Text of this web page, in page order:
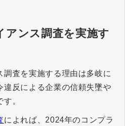
アンス調査を実施す
調査を実施する理由は多岐に
違反による企業の信頼失墜や
。
によれば、2024年のコンプラ